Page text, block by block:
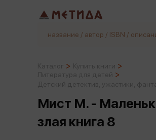
Мист М. -
злая книга 8